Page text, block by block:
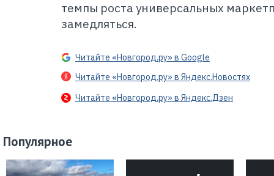
темпы роста универсальных
замедляться.
Читайте «Новгород.ру» в Google
Читайте «Новгород.ру» в Яндекс.Новостях
Читайте «Новгород.ру» в Яндекс.Дзен
Популярное